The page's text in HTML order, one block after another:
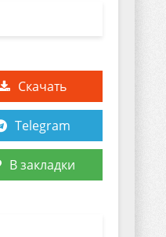
Скачать
Telegram
В закладки